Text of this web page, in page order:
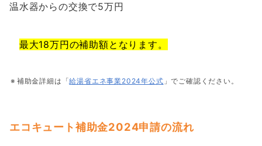
温水器からの交換で5万円
最大18万円の補助額となります。
補助金詳細は「給湯省エネ事業2024年公式 」でご確認ください。
エコキュート補助金2024申請の流れ